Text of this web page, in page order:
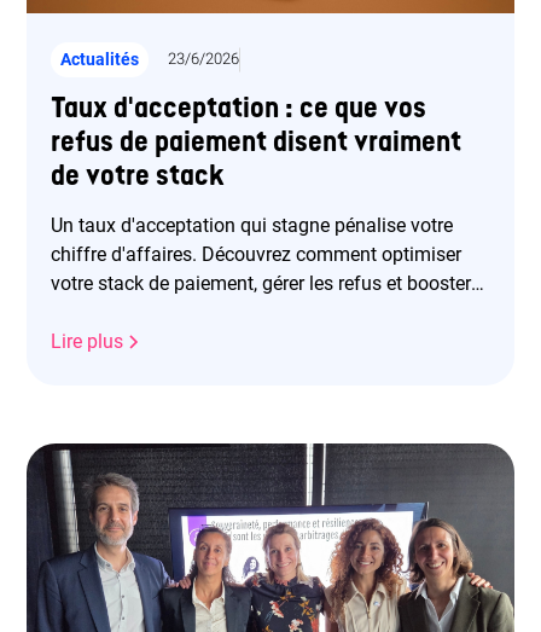
Actualités 23/6/2026
Taux d'acceptation : ce que vos
refus de paiement disent vraiment
de votre stack
Un taux d'acceptation qui stagne pénalise votre
chiffre d'affaires. Découvrez comment optimiser
votre stack de paiement, gérer les refus et booster
Lire plus